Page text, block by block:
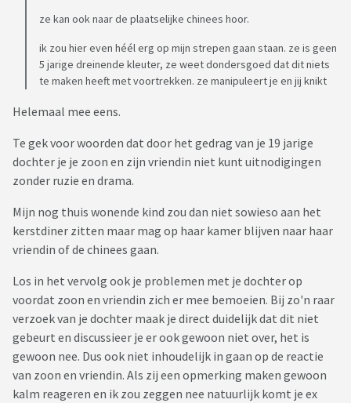
ze kan ook naar de plaatselijke chinees hoor.
ik zou hier even héél erg op mijn strepen gaan staan. ze is geen
5 jarige dreinende kleuter, ze weet dondersgoed dat dit niets
te maken heeft met voortrekken. ze manipuleert je en jij knikt
Helemaal mee eens.
Te gek voor woorden dat door het gedrag van je 19 jarige
dochter je je zoon en zijn vriendin niet kunt uitnodigingen
zonder ruzie en drama.
Mijn nog thuis wonende kind zou dan niet sowieso aan het
kerstdiner zitten maar mag op haar kamer blijven naar haar
vriendin of de chinees gaan.
Los in het vervolg ook je problemen met je dochter op
voordat zoon en vriendin zich er mee bemoeien. Bij zo'n raar
verzoek van je dochter maak je direct duidelijk dat dit niet
gebeurt en discussieer je er ook gewoon niet over, het is
gewoon nee. Dus ook niet inhoudelijk in gaan op de reactie
van zoon en vriendin. Als zij een opmerking maken gewoon
kalm reageren en ik zou zeggen nee natuurlijk komt je ex